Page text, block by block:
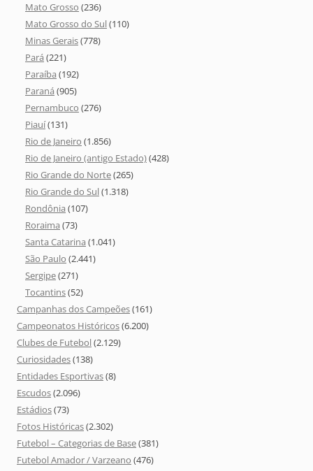
Mato Grosso (236)
Mato Grosso do Sul(110)
Minas Gerais(778)
Pará (221)
Paraíba (192)
Paraná (905)
Pernambuco (276)
Piauí(131)
Rio de Janeiro (1.856)
Rio de Janeiro (antigo Estado)(428)
Rio Grande do Norte(265)
Rio Grande do Sul(1.318)
Rondônia (107)
Roraima (73)
Santa Catarina (1.041)
São Paulo (2.441)
Sergipe(271)
Tocantins(52)
Campanhas dos Campeões(161)
Campeonatos Históricos(6.200)
Clubes de Futebol(2.129)
Curiosidades(138)
Entidades Esportivas(8)
Escudos(2.096)
Estádios(73)
Fotos Históricas(2.302)
Futebol – Categorias de Base(381)
Futebol Amador / Varzeano (476)